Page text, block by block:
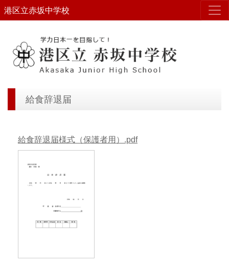
港区立赤坂中学校
給食辞退届
給食辞退届様式（保護者用）.pdf